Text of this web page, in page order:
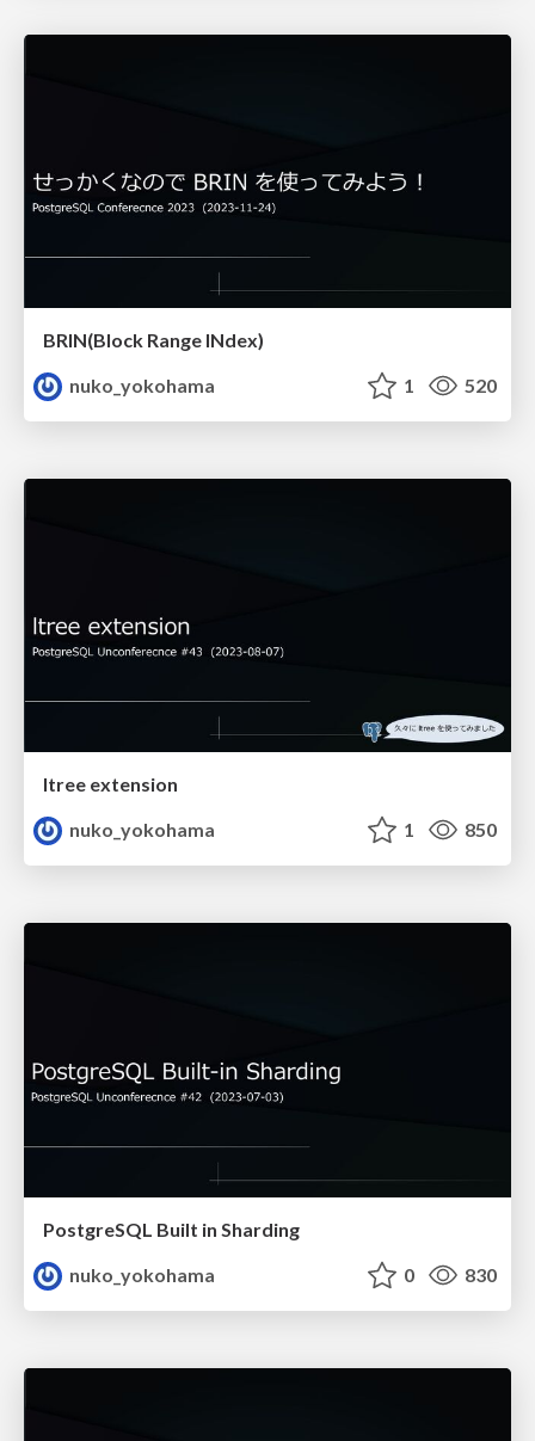
BRIN(Block Range INdex)
nuko_yokohama
1 520
ltree extension
nuko_yokohama
1 850
PostgreSQL Built in Sharding
nuko_yokohama
0 830